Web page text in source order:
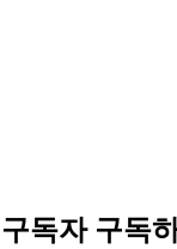
독자 구독하